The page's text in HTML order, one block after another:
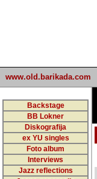
www.old.barikada.com
Backstage
BB Lokner
Diskografija
ex YU singles
Foto album
Interviews
Jazz reflections